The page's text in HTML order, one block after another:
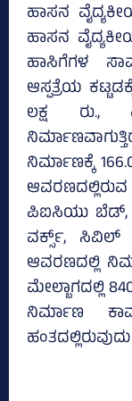
ಹಾಸನ
ಹಾಸನ
ಹಾಸಿಗೆಗಳ
ಆಸ್ಪತ್ರೆಯ
ಲಕ್ಷ ರು.,
ನಿರ್ಮಾಣಕ್ಕೆ
ಪಿಐಸಿಯು ಬೆಡ್‌,
ವರ್ಕ್ಸ್‌, ಸಿವಿಲ್‌
ಆವರಣದಲ್ಲಿ
ಮೇಲ್ಬಾಗದಲ್ಲಿ
ನಿರ್ಮಾಣ